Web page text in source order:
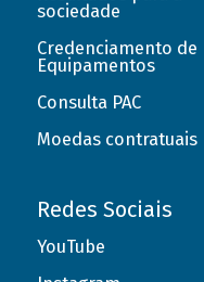
sociedade
Credenciamento de
Equipamentos
Consulta PAC
Moedas contratuais
Redes Sociais
YouTube